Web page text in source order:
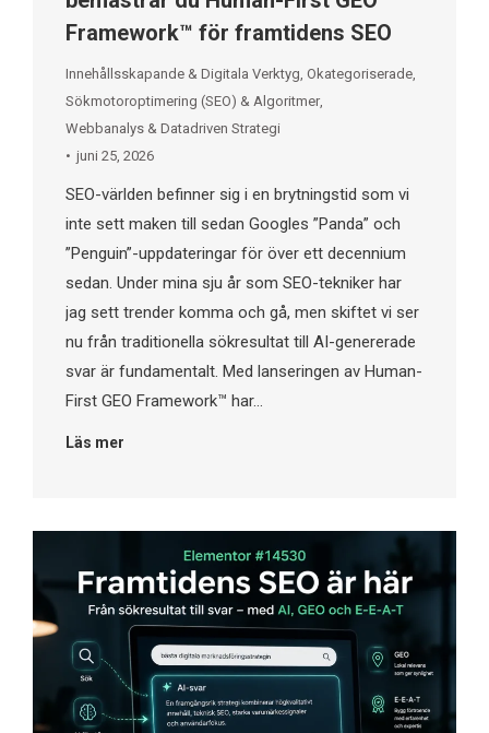
Framework™ för framtidens SEO
Innehållsskapande & Digitala Verktyg, Okategoriserade,
Sökmotoroptimering (SEO) & Algoritmer,
Webbanalys & Datadriven Strategi
juni 25, 2026
SEO-världen befinner sig i en brytningstid som vi
inte sett maken till sedan Googles ”Panda” och
”Penguin”-uppdateringar för över ett decennium
sedan. Under mina sju år som SEO-tekniker har
jag sett trender komma och gå, men skiftet vi ser
nu från traditionella sökresultat till AI-genererade
svar är fundamentalt. Med lanseringen av Human-
First GEO Framework™ har…
Läs mer